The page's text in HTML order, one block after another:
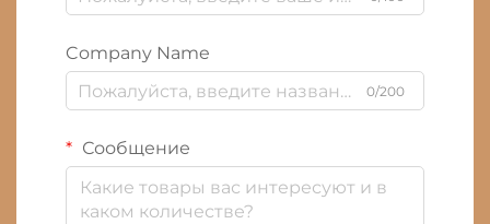
Company Name
0/200
Сообщение